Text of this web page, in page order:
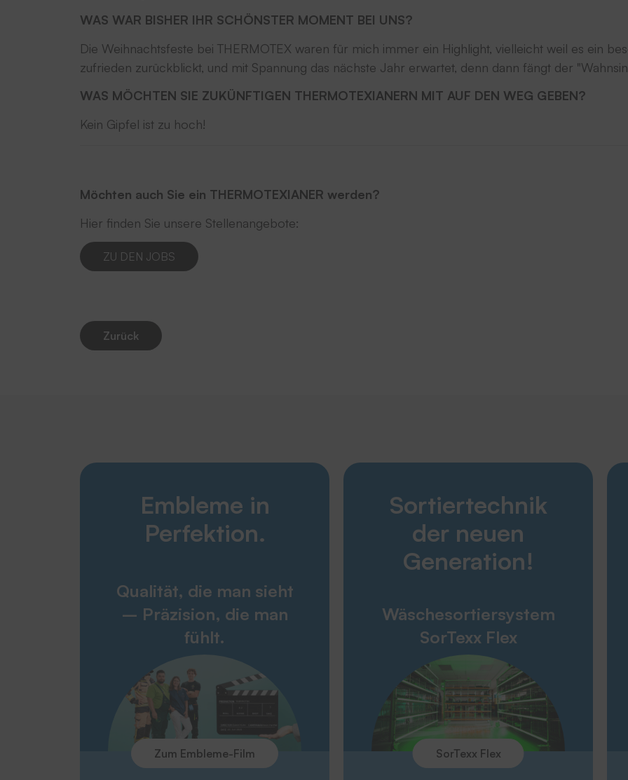
WAS WAR BISHER IHR SCHÖNSTER MOMENT BEI UNS?
Die Weihnachtsfeste bei THERMOTEX waren für mich immer ein Highlight, vielleicht weil es ein
zufrieden zurückblickt, und mit Spannung das nächste Jahr erwartet, denn dann fängt der
WAS MÖCHTEN SIE ZUKÜNFTIGEN THERMOTEXIANERN MIT AUF DEN WEG GEBEN?
Kein Gipfel ist zu hoch!
Möchten auch Sie ein THERMOTEXIANER werden?
Hier finden Sie unsere Stellenangebote:
ZU DEN JOBS
Zurück
Embleme in
Perfektion.
Qualität, die man sieht
– Präzision, die man
fühlt.
Zum Embleme-Film
Sortiertechnik
der neuen
Generation!
Wäschesortiersystem
SorTexx Flex
SorTexx Flex
Karriere
Produkte
Unternehmen
Service
Engagement
Umweltpolitik
Unternehmen
Messen